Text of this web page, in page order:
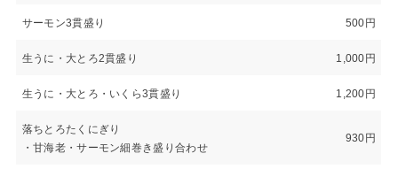
サーモン3貫盛り 500円
生うに・大とろ2貫盛り 1,000円
生うに・大とろ・いくら3貫盛り 1,200円
落ちとろたくにぎり
・甘海老・サーモン細巻き盛り合わせ
930円